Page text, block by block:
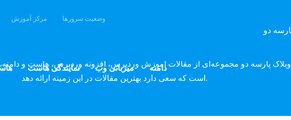
نمایندگی هاست میزبانی وب دامنه
مرکز آموزش وضعیت سرورها
وبلاگ پارسه دو مجموعه‌ای از مقالات آموزش وردپرس، افزونه وردپرس، هاست و
است که سعی دارد بهترین مقالات در این زمینه ارائه دهد.